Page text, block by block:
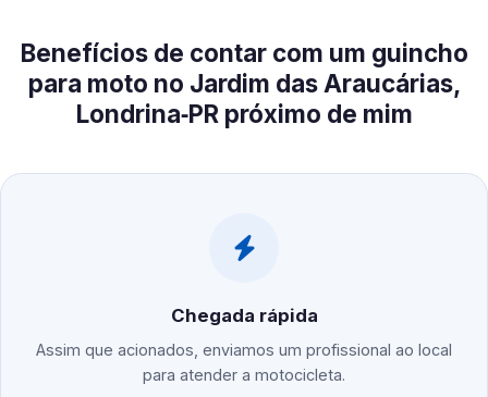
Benefícios de contar com um guincho
para moto no Jardim das Araucárias,
Londrina‑PR próximo de mim
Chegada rápida
Assim que acionados, enviamos um profissional ao local
para atender a motocicleta.